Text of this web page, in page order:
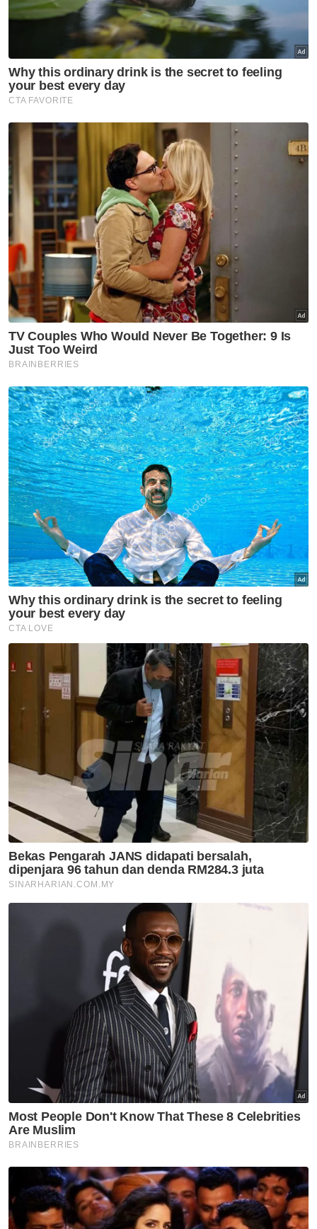
Mufti
Artikel Disyorkan
Semasa
Dua remaja ditahan, motosikal
guna nombor pendaftaran
palsu milik kereta BMW
Semasa
Seorang rakyat Malaysia maut,
rakan parah kemalangan di
Yala
Semasa
PDRM nafi hantaran tular papar
visual, teks kaitkan pemangku
Timbalan Ketua Polis Negara
Penyalahgunaan dadah babit
kanak-kanak usia 10 hingga 14
tahun amaran serius kepada
negara- Lee Lam Thye